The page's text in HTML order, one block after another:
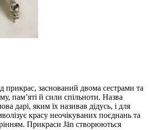
прикрас, заснований двома сестрами та
пам’яті й сили спільноти. Назва
дарі, яким їх називав дідусь, і для
красу неочікуваних поєднань та
Прикраси Jān створюються